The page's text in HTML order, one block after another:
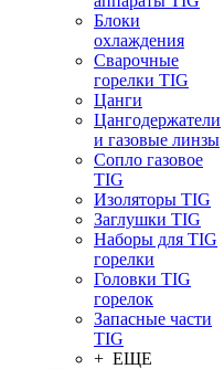
Блоки
охлаждения
Сварочные
горелки TIG
Цанги
Цангодержатели
и газовые линзы
Сопло газовое
TIG
Изоляторы TIG
Заглушки TIG
Наборы для TIG
горелки
Головки TIG
горелок
Запасные части
TIG
+ ЕЩЕ